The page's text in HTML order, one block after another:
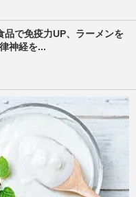
品で免疫力UP、ラーメンを
神経を...